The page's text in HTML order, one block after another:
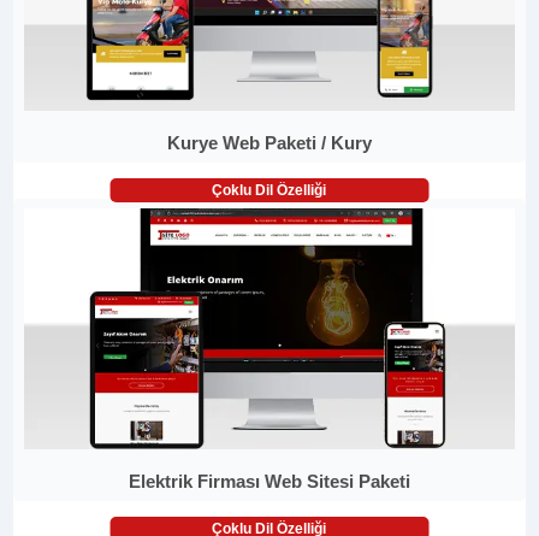
Kurye Web Paketi / Kury
Çoklu Dil Özelliği
Elektrik Firması Web Sitesi Paketi
Çoklu Dil Özelliği